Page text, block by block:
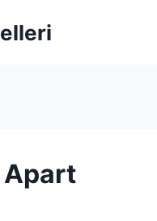
Apart